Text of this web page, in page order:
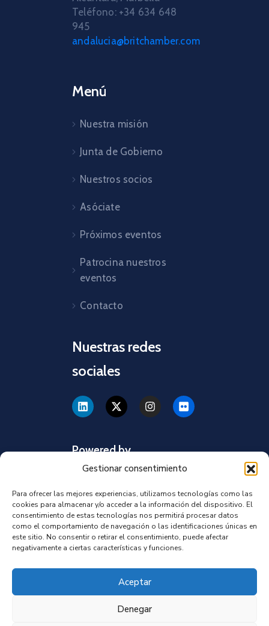
Gestionar consentimiento
Para ofrecer las mejores experiencias, utilizamos tecnologías como las
cookies para almacenar y/o acceder a la información del dispositivo. El
consentimiento de estas tecnologías nos permitirá procesar datos
como el comportamiento de navegación o las identificaciones únicas en
este sitio. No consentir o retirar el consentimiento, puede afectar
negativamente a ciertas características y funciones.
Aceptar
Denegar
Teléfono: +34 634 648
945
andalucia@britchamber.com
Menú
Nuestra misión
Junta de Gobierno
Nuestros socios
Asóciate
Próximos eventos
Patrocina nuestros
eventos
Contacto
Nuestras redes
sociales
Powered by